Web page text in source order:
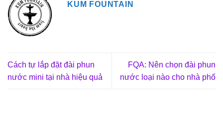
KUM FOUNTAIN
Cách tự lắp đặt đài phun
nước mini tại nhà hiệu quả
FQA: Nên chọn đài phun
nước loại nào cho nhà phố